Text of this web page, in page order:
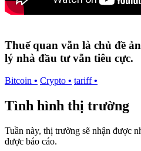
Thuế quan vẫn là chủ đề
lý nhà đầu tư vẫn tiêu cực.
Bitcoin • Crypto • tariff•
Tình hình thị trường
Tuần này, thị trường sẽ nhận được
được báo cáo.